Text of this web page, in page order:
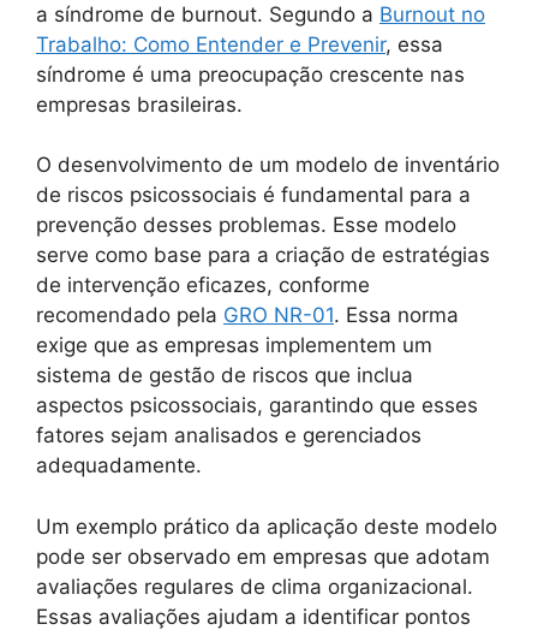
a síndrome de burnout. Segundo a Burnout no
Trabalho: Como Entender e Prevenir, essa
síndrome é uma preocupação crescente nas
empresas brasileiras.
O desenvolvimento de um modelo de inventário
de riscos psicossociais é fundamental para a
prevenção desses problemas. Esse modelo
serve como base para a criação de estratégias
de intervenção eficazes, conforme
recomendado pela GRO NR-01. Essa norma
exige que as empresas implementem um
sistema de gestão de riscos que inclua
aspectos psicossociais, garantindo que esses
fatores sejam analisados e gerenciados
adequadamente.
Um exemplo prático da aplicação deste modelo
pode ser observado em empresas que adotam
avaliações regulares de clima organizacional.
Essas avaliações ajudam a identificar pontos